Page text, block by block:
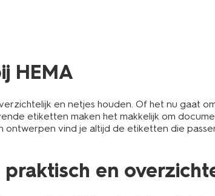
HEMA
en netjes houden. Of het nu gaat
etiketten maken het makkelijk om
ontwerpen vind je altijd de etiketten die
en